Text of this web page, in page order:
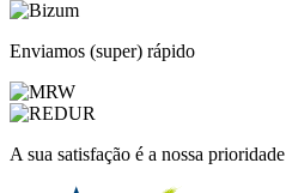
Enviamos (super) rápido
A sua satisfação é a nossa prioridade